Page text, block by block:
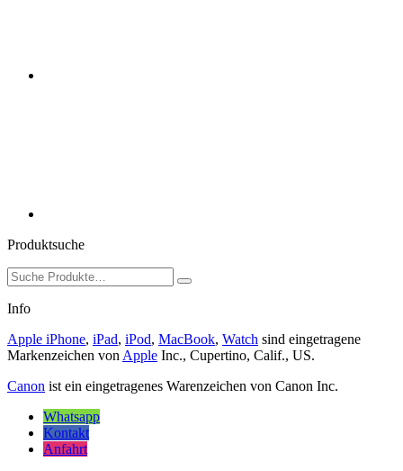
Produktsuche
Suchen
nach:
Info
Apple iPhone, iPad, iPod, MacBook, Watch sind eingetragene
Markenzeichen von Apple Inc., Cupertino, Calif., US.
Canon ist ein eingetragenes Warenzeichen von Canon Inc.
Whatsapp
Kontakt
Anfahrt